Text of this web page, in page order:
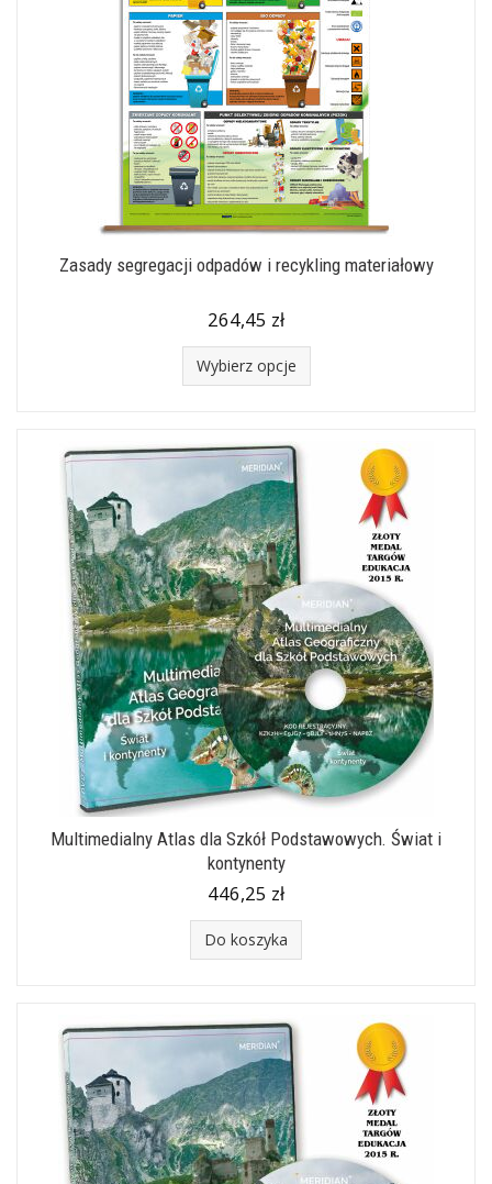
Zasady segregacji odpadów i recykling materiałowy
264,45 zł
Wybierz opcje
Multimedialny Atlas dla Szkół Podstawowych. Świat i
kontynenty
446,25 zł
Do koszyka